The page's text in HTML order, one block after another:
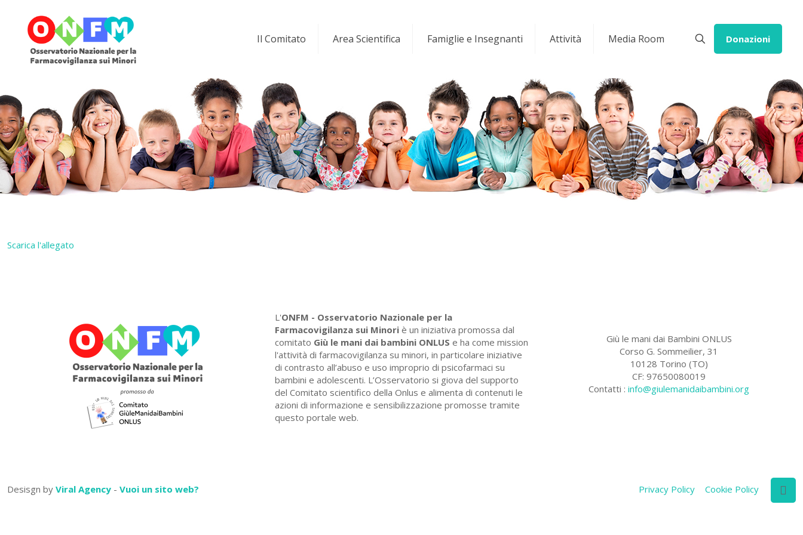
Il Comitato Area Scientifica Famiglie e Insegnanti Attività Media Room Donazioni
Scarica l'allegato
L'ONFM - Osservatorio Nazionale per la
Farmacovigilanza sui Minori è un iniziativa promossa dal
comitato Giù le mani dai bambini ONLUS e ha come mission
l'attività di farmacovigilanza su minori, in particolare iniziative
di contrasto all’abuso e uso improprio di psicofarmaci su
bambini e adolescenti. L’Osservatorio si giova del supporto
del Comitato scientifico della Onlus e alimenta di contenuti le
azioni di informazione e sensibilizzazione promosse tramite
questo portale web.
Giù le mani dai Bambini ONLUS
Corso G. Sommeilier, 31
10128 Torino (TO)
CF: 97650080019
Contatti :info@giulemanidaibambini.org
Desisgn by Viral Agency - Vuoi un sito web? Privacy Policy Cookie Policy